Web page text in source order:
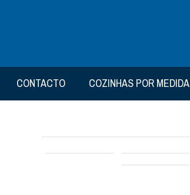
CONTACTO COZINHAS POR MEDIDA